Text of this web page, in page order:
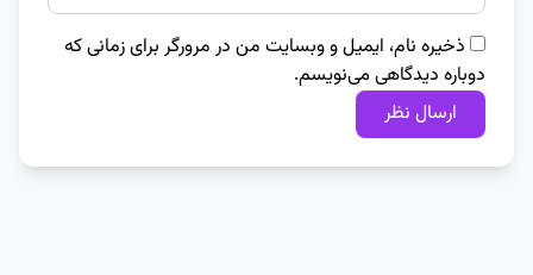
ذخیره نام، ایمیل و وبسایت من در مرورگر برای زمانی که
دوباره دیدگاهی می‌نویسم.